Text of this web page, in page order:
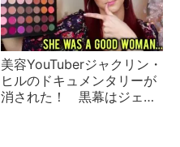
美容YouTuberジャクリン・
ヒルのドキュメンタリーが
消された！ 黒幕はジェフ